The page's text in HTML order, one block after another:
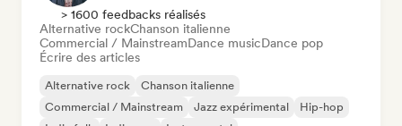
> 1600 feedbacks réalisés
Alternative rockChanson italienne
Commercial / MainstreamDance musicDance pop
Écrire des articles
Alternative rock
Chanson italienne
Commercial / Mainstream
Jazz expérimental
Hip-hop